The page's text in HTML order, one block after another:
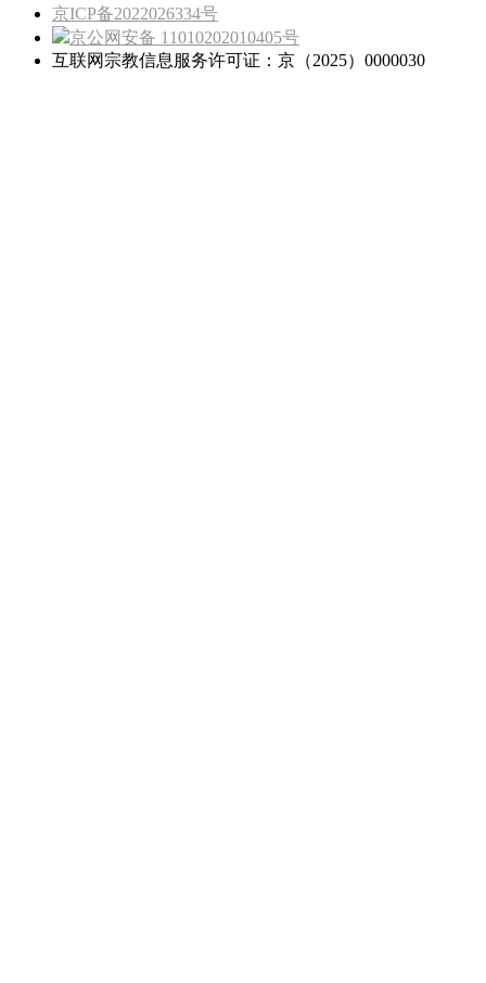
京ICP备2022026334号
京公网安备 11010202010405号
互联网宗教信息服务许可证：京（2025）0000030